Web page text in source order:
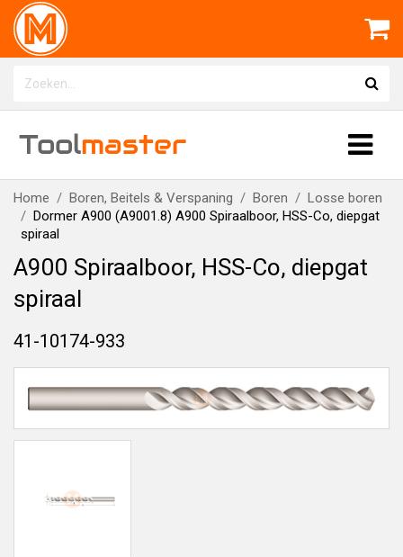
Toolmaster
Home Boren, Beitels & Verspaning Boren
Losse boren
Dormer A900 (A9001.8) A900 Spiraalboor, HSS-Co, diepgat
spiraal
A900 Spiraalboor, HSS-Co, diepgat
spiraal
41-10174-933